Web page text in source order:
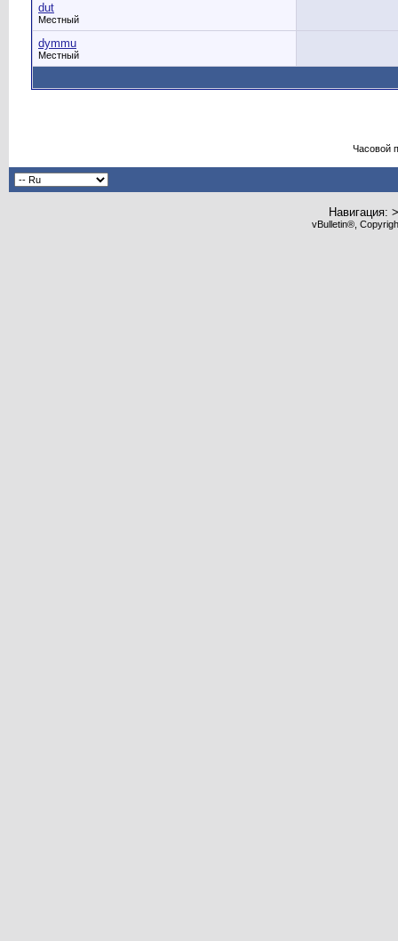
dut
Местный
dymmu
Местный
Часовой
Навигация:
vBulletin®,